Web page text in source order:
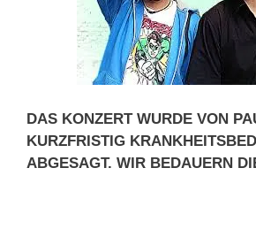
DAS KONZERT WURDE VON
KURZFRISTIG
ABGESAGT. WIR BEDAUERN